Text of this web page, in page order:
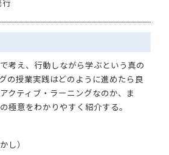
考え、行動しながら学ぶという真の
の授業実践はどのように進めたら良
クティブ・ラーニングなのか、ま
極意をわかりやすく紹介する。
）